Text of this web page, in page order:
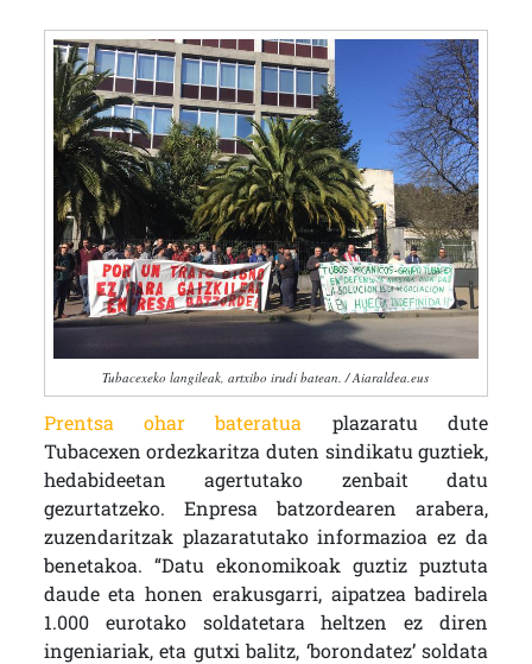
Tubacexeko langileak, artxibo irudi batean. / Aiaraldea.eus
Prentsa ohar bateratua plazaratu dute
Tubacexen ordezkaritza duten sindikatu guztiek,
hedabideetan agertutako zenbait datu
gezurtatzeko. Enpresa batzordearen arabera,
zuzendaritzak plazaratutako informazioa ez da
benetakoa. “Datu ekonomikoak guztiz puztuta
daude eta honen erakusgarri, aipatzea badirela
1.000 eurotako soldatetara heltzen ez diren
ingeniariak, eta gutxi balitz, ‘borondatez’ soldata